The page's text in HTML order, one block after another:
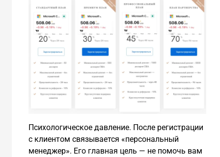
Психологическое давление. После регистрации
с клиентом связывается «персональный
менеджер». Его главная цель — не помочь вам